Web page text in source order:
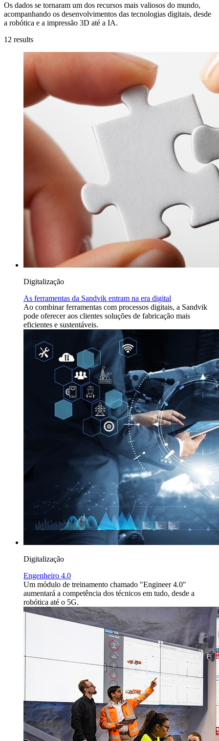
Os dados se tornaram um dos recursos mais valiosos do mundo,
acompanhando os desenvolvimentos das tecnologias digitais, desde
a robótica e a impressão 3D até a IA.
12 results
Digitalização
As ferramentas da Sandvik entram na era digital
Ao combinar ferramentas com processos digitais, a Sandvik
pode oferecer aos clientes soluções de fabricação mais
eficientes e sustentáveis.
Digitalização
Engenheiro 4.0
Um módulo de treinamento chamado "Engineer 4.0"
aumentará a competência dos técnicos em tudo, desde a
robótica até o 5G.